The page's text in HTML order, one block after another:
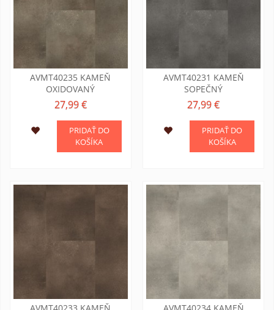
AVMT40235 KAMEŇ
OXIDOVANÝ
27,99 €
PRIDAŤ DO
KOŠÍKA
AVMT40231 KAMEŇ
SOPEČNÝ
27,99 €
PRIDAŤ DO
KOŠÍKA
AVMT40233 KAMEŇ AVMT40234 KAMEŇ